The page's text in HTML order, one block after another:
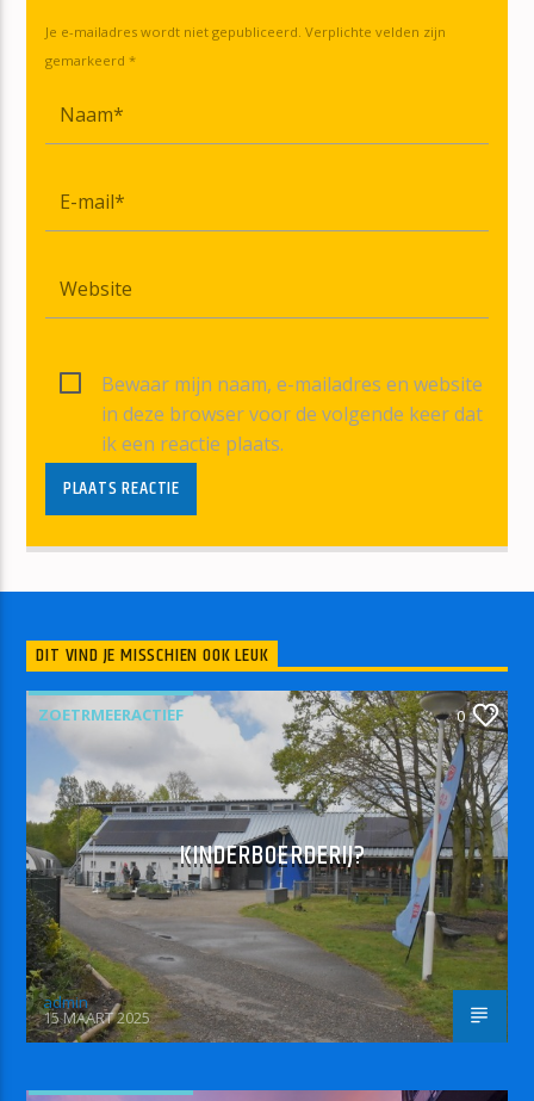
Je e-mailadres wordt niet gepubliceerd. Verplichte velden zijn
gemarkeerd *
Bewaar mijn naam, e-mailadres en website
in deze browser voor de volgende keer dat
ik een reactie plaats.
DIT VIND JE MISSCHIEN OOK LEUK
ZOETRMEERACTIEF 0
KINDERBOERDERIJ?
admin
15 MAART 2025